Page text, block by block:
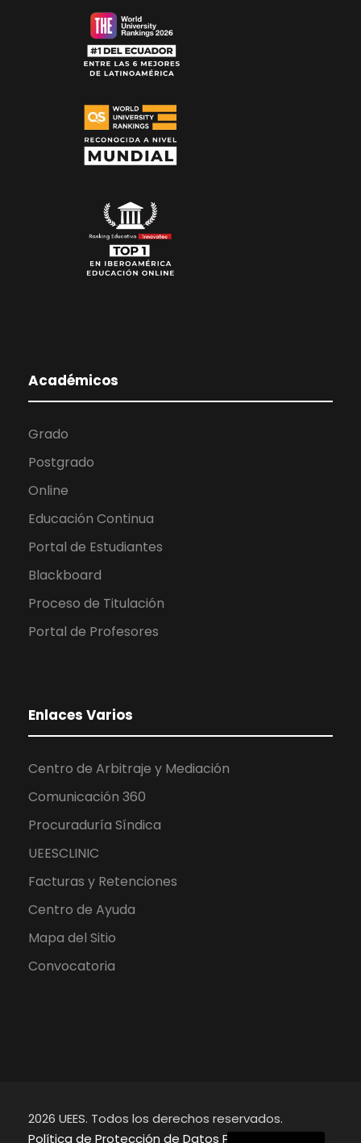
Académicos
Grado
Postgrado
Online
Educación Continua
Portal de Estudiantes
Blackboard
Proceso de Titulación
Portal de Profesores
Enlaces Varios
Centro de Arbitraje y Mediación
Comunicación 360
Procuraduría Síndica
UEESCLINIC
Facturas y Retenciones
Centro de Ayuda
Mapa del Sitio
Convocatoria
2026 UEES. Todos los derechos reservados.
Política de Protección de Datos Personales
English